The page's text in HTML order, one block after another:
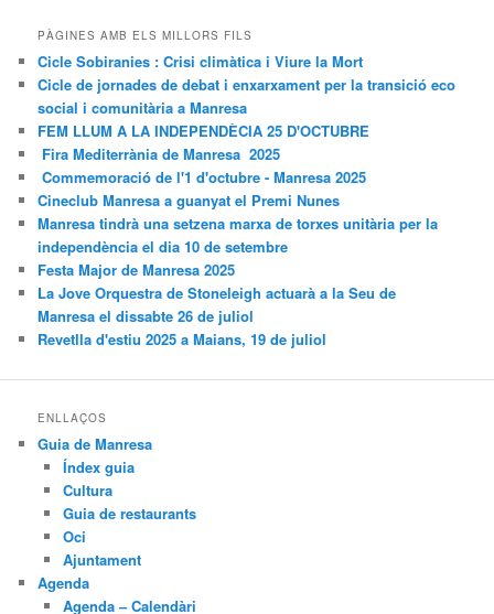
PÀGINES AMB ELS MILLORS FILS
Cicle Sobiranies : Crisi climàtica i Viure la Mort
Cicle de jornades de debat i enxarxament per la transició eco
social i comunitària a Manresa
FEM LLUM A LA INDEPENDÈCIA 25 D'OCTUBRE
Fira Mediterrània de Manresa 2025
Commemoració de l'1 d'octubre - Manresa 2025
Cineclub Manresa a guanyat el Premi Nunes
Manresa tindrà una setzena marxa de torxes unitària per la
independència el dia 10 de setembre
Festa Major de Manresa 2025
La Jove Orquestra de Stoneleigh actuarà a la Seu de
Manresa el dissabte 26 de juliol
Revetlla d'estiu 2025 a Maians, 19 de juliol
ENLLAÇOS
Guia de Manresa
Índex guia
Cultura
Guia de restaurants
Oci
Ajuntament
Agenda
Agenda – Calendàri